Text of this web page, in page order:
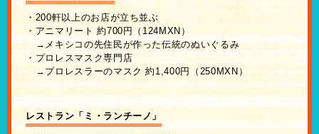
・200軒以上のお店が立ち並ぶ
・アニマリート 約700円（124MXN）
→メキシコの先住民が作った伝統のぬいぐるみ
・プロレスマスク専門店
→プロレスラーのマスク 約1,400円（250MXN）
レストラン「ミ・ランチーノ」